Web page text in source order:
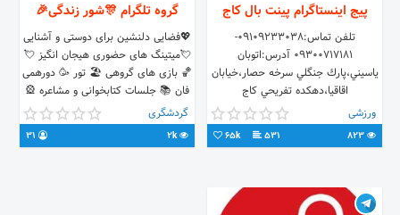
پیج اینستاگرام پينت بال كاج
تلفن تماس:09109233038-
09300717181 آدرس:اتوبان
ياسيني،پارك جنگلي سرخه حصار،خيابان
اقاقيا،دهكده تفريحي كاج
ورزشی
531
65k
گروه تلگرام 🎊شور زندگی🎉
💖فضایی دلنشین برای دوستی و آشنایی
💘میتینگ های حضوری هیجان انگیز 💘
🏀 بازی های گروهی 🏖 تور 🥳 دورهمی
فان 📚 جلسات کتابخوانی و مشاعره 🎡
شهربازی ☕️ کافه 🍷 مهمونی 🎪 سیرک
🎥 سینما 🏺 موزه 🔫 پینت بال 🏊🏼‍♀🏊🏼‍♂
استخر 🧗🏼‍♀🧗🏼‍♂ کوهنوردی 🚵🏼‍♀🚵🏼‍♂
گردشگری
2k